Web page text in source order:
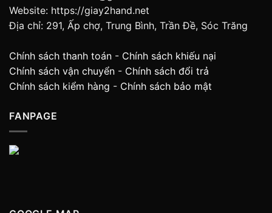
Website: https://giay2hand.net
Địa chỉ: 291, Ấp chợ, Trung Bình, Trần Đề, Sóc Trăng
Chính sách thanh toán - Chính sách khiếu nại
Chính sách vận chuyển - Chính sách đổi trả
Chính sách kiểm hàng - Chính sách bảo mật
FANPAGE